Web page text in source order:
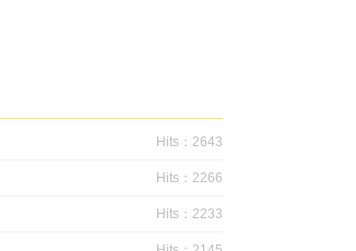
Hits：2643
Hits：2266
Hits：2233